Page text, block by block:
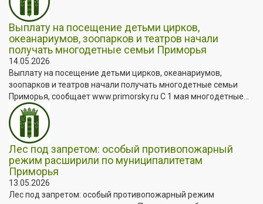
Выплату на посещение детьми цирков,
океанариумов, зоопарков и театров начали
получать многодетные семьи Приморья
14.05.2026
Выплату на посещение детьми цирков, океанариумов,
зоопарков и театров начали получать многодетные семьи
Приморья, сообщает www.primorsky.ru С 1 мая многодетные...
Лес под запретом: особый противопожарный
режим расширили по муниципалитетам
Приморья
13.05.2026
Лес под запретом: особый противопожарный режим